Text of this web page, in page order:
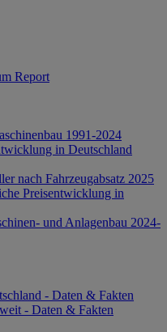
Report
1991-2024
in Deutschland
nach Fahrzeugabsatz 2025
Preisentwicklung in
und Anlagenbau 2024-
- Daten & Fakten
- Daten & Fakten